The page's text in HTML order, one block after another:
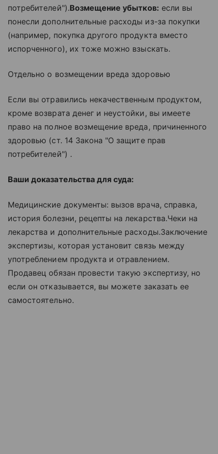
потребителей").Возмещение убытков: если вы
понесли дополнительные расходы из-за покупки
(например, покупка другого продукта вместо
испорченного), их тоже можно взыскать.
Отдельно о возмещении вреда здоровью
Если вы отравились некачественным продуктом,
кроме возврата денег и неустойки, вы имеете
право на полное возмещение вреда, причиненного
здоровью (ст. 14 Закона "О защите прав
потребителей") .
Ваши доказательства для суда:
Медицинские документы: вызов врача, справка,
история болезни, рецепты на лекарства.Чеки на
лекарства и дополнительные расходы.Заключение
экспертизы, которая установит связь между
употреблением продукта и отравлением.
Продавец обязан провести такую экспертизу, но
если он отказывается, вы можете заказать ее
самостоятельно.